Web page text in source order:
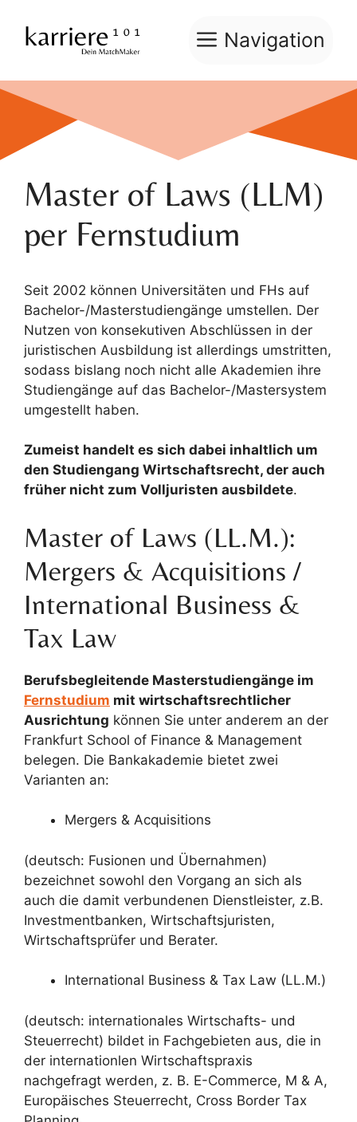
Inhalt
springen
Navigation
Master of Laws (LLM)
per Fernstudium
Seit 2002 können Universitäten und FHs auf
Bachelor-/Masterstudiengänge umstellen. Der
Nutzen von konsekutiven Abschlüssen in der
juristischen Ausbildung ist allerdings umstritten,
sodass bislang noch nicht alle Akademien ihre
Studiengänge auf das Bachelor-/Mastersystem
umgestellt haben.
Zumeist handelt es sich dabei inhaltlich um
den Studiengang Wirtschaftsrecht, der auch
früher nicht zum Volljuristen ausbildete.
Master of Laws (LL.M.):
Mergers & Acquisitions /
International Business &
Tax Law
Berufsbegleitende Masterstudiengänge im
Fernstudium mit wirtschaftsrechtlicher
Ausrichtung können Sie unter anderem an der
Frankfurt School of Finance & Management
belegen. Die Bankakademie bietet zwei
Varianten an:
Mergers & Acquisitions
(deutsch: Fusionen und Übernahmen)
bezeichnet sowohl den Vorgang an sich als
auch die damit verbundenen Dienstleister, z.B.
Investmentbanken, Wirtschaftsjuristen,
Wirtschaftsprüfer und Berater.
International Business & Tax Law (LL.M.)
(deutsch: internationales Wirtschafts- und
Steuerrecht) bildet in Fachgebieten aus, die in
der internationlen Wirtschaftspraxis
nachgefragt werden, z. B. E-Commerce, M & A,
Europäisches Steuerrecht, Cross Border Tax